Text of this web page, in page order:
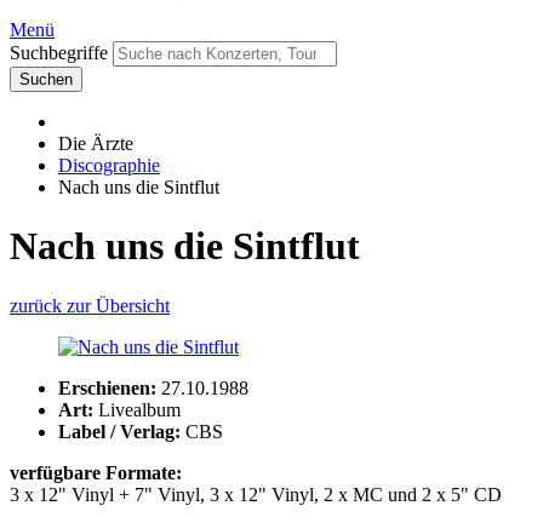
Menü
Suchbegriffe
Suchen
Die Ärzte
Discographie
Nach uns die Sintflut
Nach uns die Sintflut
zurück zur Übersicht
Erschienen: 27.10.1988
Art: Livealbum
Label / Verlag: CBS
verfügbare Formate:
3 x 12" Vinyl + 7" Vinyl, 3 x 12" Vinyl, 2 x MC und 2 x 5" CD